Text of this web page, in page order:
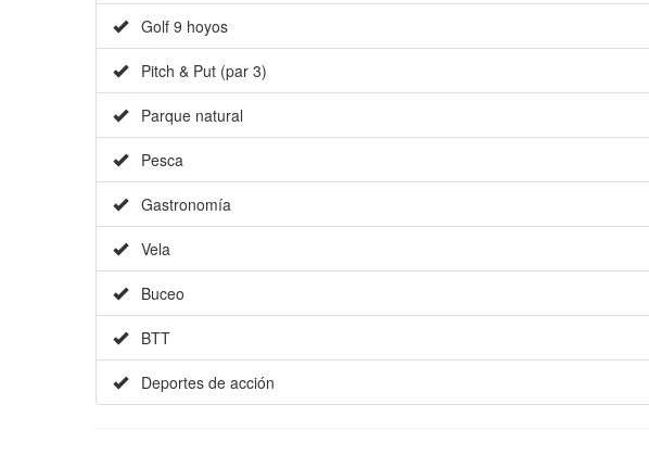
Golf 9 hoyos
Pitch & Put (par 3)
Parque natural
Pesca
Gastronomía
Vela
Buceo
BTT
Deportes de acción